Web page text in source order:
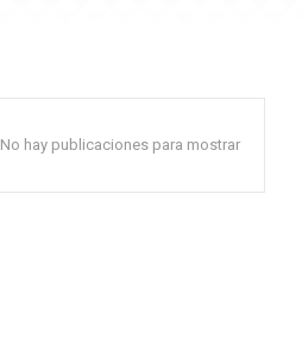
No hay publicaciones para mostrar